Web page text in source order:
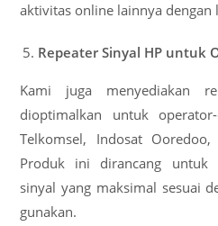
aktivitas online lainnya dengan
Repeater Sinyal HP untuk
Kami juga menyediakan
dioptimalkan untuk
Telkomsel, Indosat
Produk ini dirancang untuk
sinyal yang maksimal sesuai
gunakan.